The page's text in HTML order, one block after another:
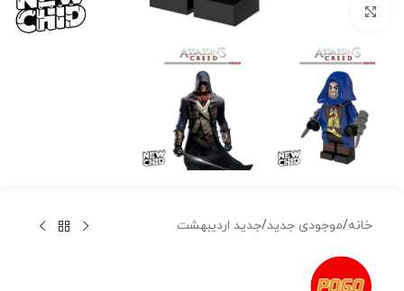
خانه/موجودی جدید/جدید اردیبهشت